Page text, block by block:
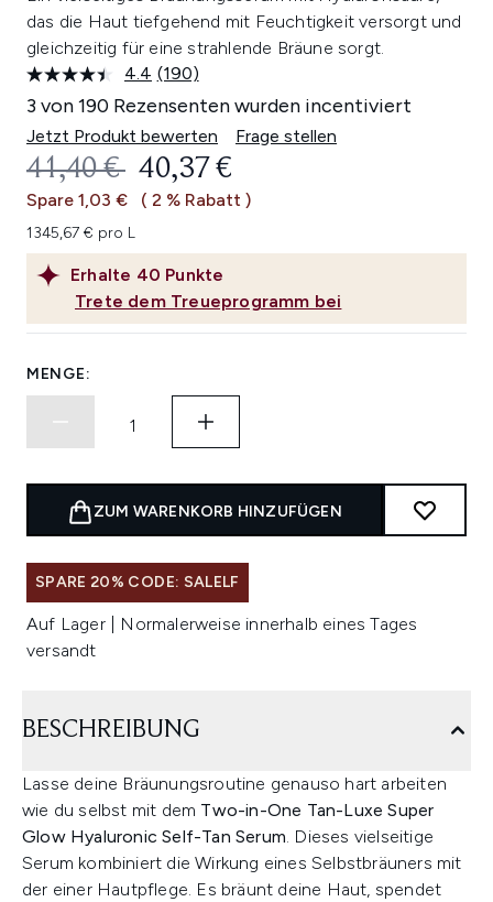
das die Haut tiefgehend mit Feuchtigkeit versorgt und
gleichzeitig für eine strahlende Bräune sorgt.
4.4 190
Bewertungen
lesen.
Link
auf
derselben
Seite.
(190)
3 von 190 Rezensenten wurden incentiviert
Jetzt Produkt bewerten Frage stellen
Erhalte 40 Punkte
Trete dem Treueprogramm bei
UNVERBINDLICHE
41,40 € AKTUELLER PREIS:
40,37 €
Spare 1,03 € ( 2 % Rabatt )
1345,67 € pro L
MENGE:
ZUM WARENKORB HINZUFÜGEN
SPARE 20% CODE: SALELF
Auf Lager | Normalerweise innerhalb eines Tages
versandt
BESCHREIBUNG
Lasse deine Bräunungsroutine genauso hart arbeiten
wie du selbst mit dem Two-in-One Tan-Luxe Super
Glow Hyaluronic Self-Tan Serum. Dieses vielseitige
Serum kombiniert die Wirkung eines Selbstbräuners mit
der einer Hautpflege. Es bräunt deine Haut, spendet